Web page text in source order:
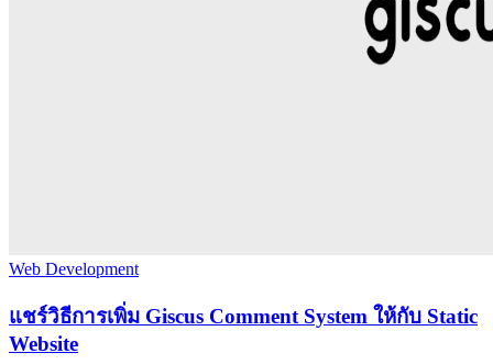
Web Development
แชร์วิธีการเพิ่ม Giscus Comment System ให้กับ Static
Website